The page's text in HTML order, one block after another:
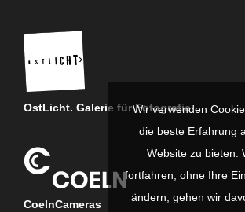
OstLicht. Galerie für Fotografie
CoelnCameras
Wir verwenden
die beste Erfahrung
Website zu bieten.
fortfahren, ohne Ihre
ändern, gehen wir